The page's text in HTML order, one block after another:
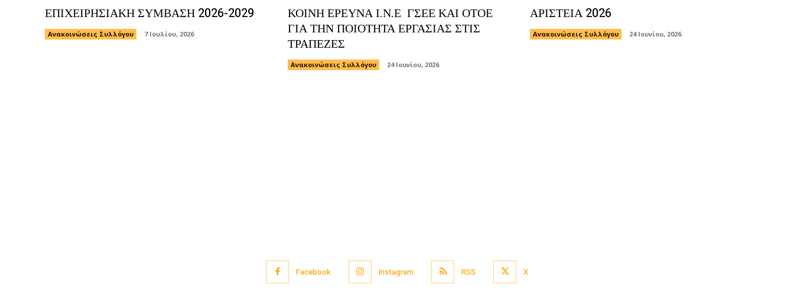
ΕΠΙΧΕΙΡΗΣΙΑΚΗ ΣΥΜΒΑΣΗ 2026-2029
Ανακοινώσεις Συλλόγου 7 Ιουλίου, 2026
ΚΟΙΝΗ ΕΡΕΥΝΑ Ι.Ν.Ε ΓΣΕΕ ΚΑΙ ΟΤΟΕ
ΓΙΑ ΤΗΝ ΠΟΙΟΤΗΤΑ ΕΡΓΑΣΙΑΣ ΣΤΙΣ
ΤΡΑΠΕΖΕΣ
Ανακοινώσεις Συλλόγου 24 Ιουνίου, 2026
ΑΡΙΣΤΕΙΑ 2026
Ανακοινώσεις Συλλόγου 24 Ιουνίου, 2026
Facebook Instagram RSS X